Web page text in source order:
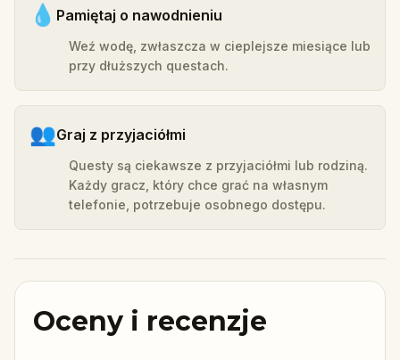
💧 Pamiętaj o nawodnieniu
Weź wodę, zwłaszcza w cieplejsze miesiące lub
przy dłuższych questach.
👥Graj z przyjaciółmi
Questy są ciekawsze z przyjaciółmi lub rodziną.
Każdy gracz, który chce grać na własnym
telefonie, potrzebuje osobnego dostępu.
Oceny i recenzje